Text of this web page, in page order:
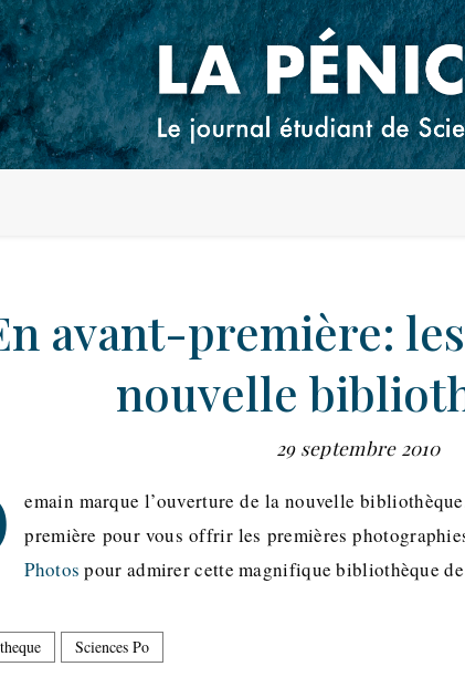
avant-première:
nouvelle
29 septembre 2010
emain marque l’ouverture de la nouvelle
première pour vous offrir les premières
Photos pour admirer cette magnifique bibliothèque
Sciences Po